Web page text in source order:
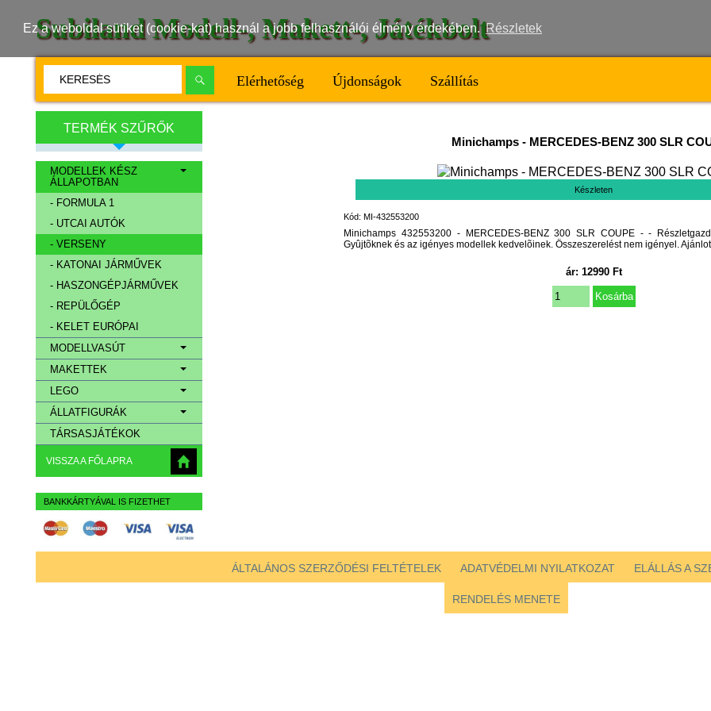
Ez a weboldal sütiket (cookie-kat) használ a jobb felhasználói élmény érdekében. Részletek
Subiland Modell-, Makett-, Játékbolt
Elérhetőség Újdonságok Szállítás
TERMÉK SZŰRŐK
MODELLEK KÉSZ
ÁLLAPOTBAN
- FORMULA 1
- UTCAI AUTÓK
- VERSENY
- KATONAI JÁRMŰVEK
- HASZONGÉPJÁRMŰVEK
- REPÜLŐGÉP
- KELET EURÓPAI
MODELLVASÚT
MAKETTEK
LEGO
ÁLLATFIGURÁK
TÁRSASJÁTÉKOK
VISSZA A FŐLAPRA
BANKKÁRTYÁVAL IS FIZETHET
Minichamps- MERCEDES-BENZ 300 SLR
Készleten
Kód: MI-432553200
Minichamps 432553200 - MERCEDES-BENZ 300 SLR COUPE - -
Gyûjtõknek és az igényes modellek kedvelõinek. Összeszerelést nem igényel.
ár: 12990Ft
ÁLTALÁNOS SZERZŐDÉSI FELTÉTELEK ADATVÉDELMI NYILATKOZAT ELÁLLÁS A
RENDELÉS MENETE